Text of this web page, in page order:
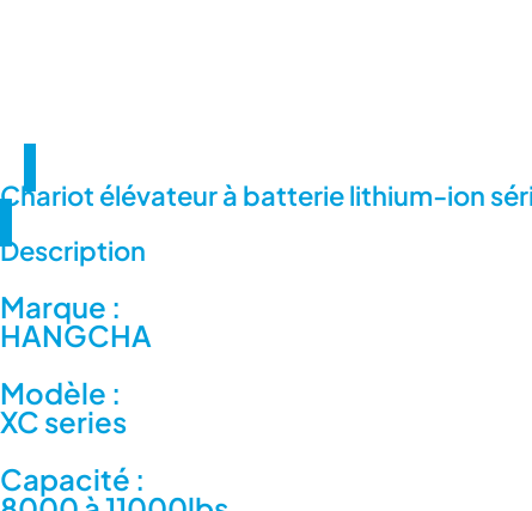
Chariot élévateur à batterie lithium-ion
Description
Marque :
HANGCHA
Modèle :
XC series
Capacité :